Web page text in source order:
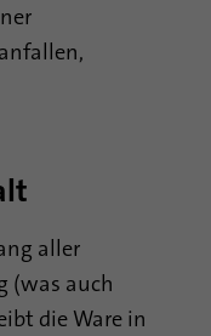
aller
(was auch
die Ware in